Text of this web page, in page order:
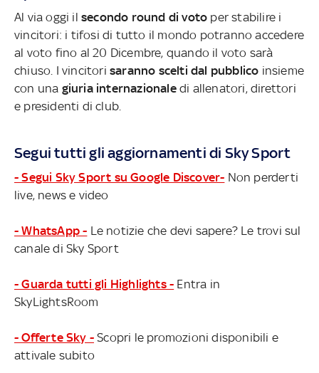
Al via oggi il secondo round di voto per stabilire i
vincitori: i tifosi di tutto il mondo potranno accedere
al voto fino al 20 Dicembre, quando il voto sarà
chiuso. I vincitori saranno scelti dal pubblico insieme
con una giuria internazionaledi allenatori, direttori
e presidenti di club.
Segui tutti gli aggiornamenti di Sky Sport
- Segui Sky Sport su Google Discover- Non perderti
live, news e video
- WhatsApp - Le notizie che devi sapere? Le trovi sul
canale di Sky Sport
- Guarda tutti gli Highlights - Entra in
SkyLightsRoom
- Offerte Sky - Scopri le promozioni disponibili e
attivale subito